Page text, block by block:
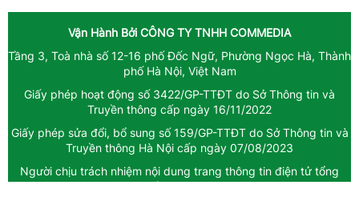
congthuong.vn
congthuong.vn
Spider
Vận Hành Bởi CÔNG TY TNHH COMMEDIA
Tầng 3, Toà nhà số 12-16 phố Đốc Ngữ, Phường Ngọc Hà, Thành
phố Hà Nội, Việt Nam
Giấy phép hoạt động số 3422/GP-TTĐT do Sở Thông tin và
Truyền thông cấp ngày 16/11/2022
Giấy phép sửa đổi, bổ sung số 159/GP-TTĐT do Sở Thông tin và
Truyền thông Hà Nội cấp ngày 07/08/2023
Người chịu trách nhiệm nội dung trang thông tin điện tử tổng
hợp: Giám Đốc - Trương Ngọc Diệp